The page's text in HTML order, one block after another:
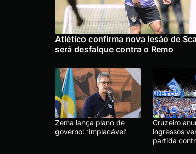
Atlético confirma nova lesão de
será desfalque contra o Remo
Zema lança plano de
governo: ‘Implacável’
Cruzeiro
ingressos
partida